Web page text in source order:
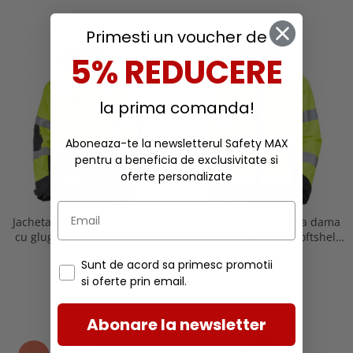
Jacheta dama reflectorizanta
cu gluga Helly Hansen Luna
Jacheta reflectorizanta dama
Helly Hansen Luna Softshell
Primesti un voucher de
5% REDUCERE
la prima comanda!
Aboneaza-te la newsletterul Safety MAX
pentru a beneficia de exclusivitate si
oferte personalizate
Sunt de acord sa primesc promotii
si oferte prin email.
Abonare la newsletter